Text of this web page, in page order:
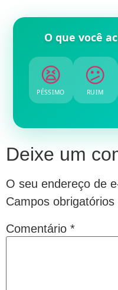
O que você
😫
PÉSSIMO
😕
RUIM
Deixe um
O seu endereço de
Campos
Comentário *